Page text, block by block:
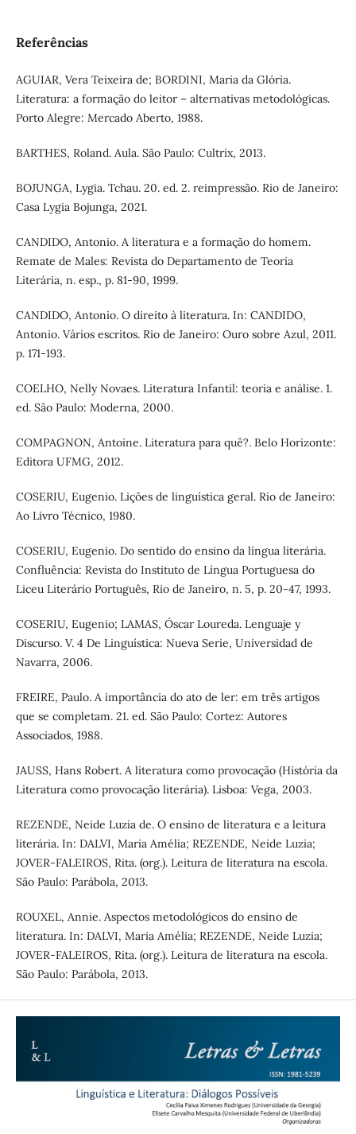
Referências
AGUIAR, Vera Teixeira de; BORDINI, Maria da Glória.
Literatura: a formação do leitor – alternativas metodológicas.
Porto Alegre: Mercado Aberto, 1988.
BARTHES, Roland. Aula. São Paulo: Cultrix, 2013.
BOJUNGA, Lygia. Tchau. 20. ed. 2. reimpressão. Rio de Janeiro:
Casa Lygia Bojunga, 2021.
CANDIDO, Antonio. A literatura e a formação do homem.
Remate de Males: Revista do Departamento de Teoria
Literária, n. esp., p. 81-90, 1999.
CANDIDO, Antonio. O direito à literatura. In: CANDIDO,
Antonio. Vários escritos. Rio de Janeiro: Ouro sobre Azul, 2011.
p. 171-193.
COELHO, Nelly Novaes. Literatura Infantil: teoria e análise. 1.
ed. São Paulo: Moderna, 2000.
COMPAGNON, Antoine. Literatura para quê?. Belo Horizonte:
Editora UFMG, 2012.
COSERIU, Eugenio. Lições de linguística geral. Rio de Janeiro:
Ao Livro Técnico, 1980.
COSERIU, Eugenio. Do sentido do ensino da língua literária.
Confluência: Revista do Instituto de Língua Portuguesa do
Liceu Literário Português, Rio de Janeiro, n. 5, p. 20-47, 1993.
COSERIU, Eugenio; LAMAS, Óscar Loureda. Lenguaje y
Discurso. V. 4 De Linguística: Nueva Serie, Universidad de
Navarra, 2006.
FREIRE, Paulo. A importância do ato de ler: em três artigos
que se completam. 21. ed. São Paulo: Cortez: Autores
Associados, 1988.
JAUSS, Hans Robert. A literatura como provocação (História da
Literatura como provocação literária). Lisboa: Vega, 2003.
REZENDE, Neide Luzia de. O ensino de literatura e a leitura
literária. In: DALVI, Maria Amélia; REZENDE, Neide Luzia;
JOVER-FALEIROS, Rita. (org.). Leitura de literatura na escola.
São Paulo: Parábola, 2013.
ROUXEL, Annie. Aspectos metodológicos do ensino de
literatura. In: DALVI, Maria Amélia; REZENDE, Neide Luzia;
JOVER-FALEIROS, Rita. (org.). Leitura de literatura na escola.
São Paulo: Parábola, 2013.